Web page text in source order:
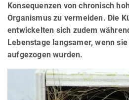
Konsequenzen von chronisch
Organismus zu vermeiden. Die
entwickelten sich zudem
Lebenstage langsamer, wenn
aufgezogen wurden.